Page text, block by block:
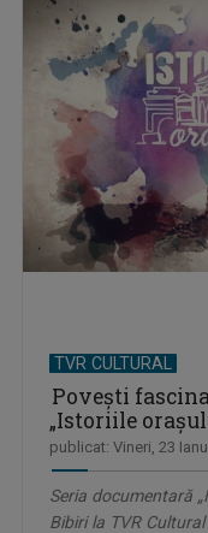
TVR CULTURAL
Poveşti
„Istoriile
publicat: Vineri, 23
Seria documentară
Bibiri la TVR